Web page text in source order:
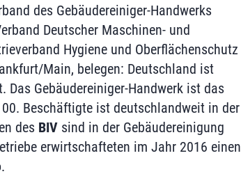
des Gebäudereiniger-Handwerks
Deutscher Maschinen- und
Hygiene und Oberflächenschutz
Main, belegen: Deutschland ist
Gebäudereiniger-Handwerk ist das
Beschäftigte ist deutschlandweit in der
des BIVsind in der Gebäudereinigung
erwirtschafteten im Jahr 2016 einen